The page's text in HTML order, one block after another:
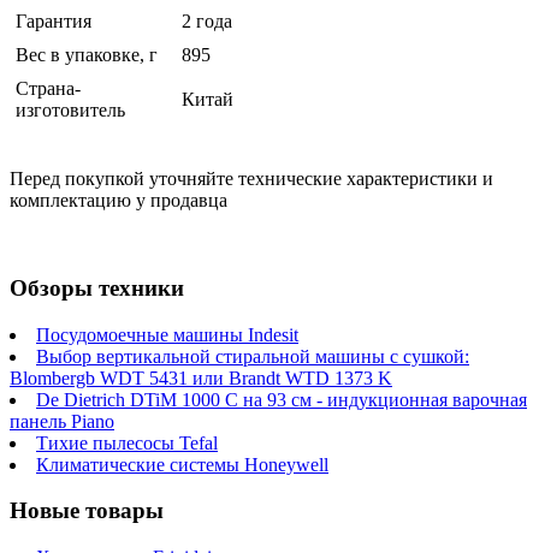
Гарантия
2 года
Вес в упаковке, г
895
Страна-
изготовитель
Китай
Перед покупкой уточняйте технические характеристики и
комплектацию у продавца
Обзоры техники
Посудомоечные машины Indesit
Выбор вертикальной стиральной машины с сушкой:
Blombergb WDT 5431 или Brandt WTD 1373 K
De Dietrich DTiM 1000 C на 93 см - индукционная варочная
панель Piano
Тихие пылесосы Tefal
Климатические системы Honeywell
Новые товары